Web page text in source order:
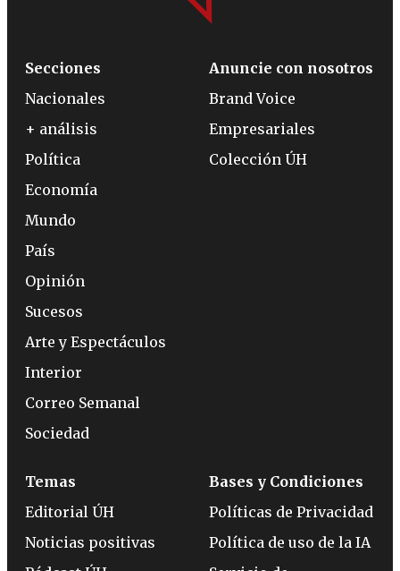
Secciones
Nacionales
+ análisis
Política
Economía
Mundo
País
Opinión
Sucesos
Arte y Espectáculos
Interior
Correo Semanal
Sociedad
Anuncie con nosotros
Brand Voice
Empresariales
Colección ÚH
Temas
Editorial ÚH
Noticias positivas
Bases y Condiciones
Políticas de Privacidad
Política de uso de la IA